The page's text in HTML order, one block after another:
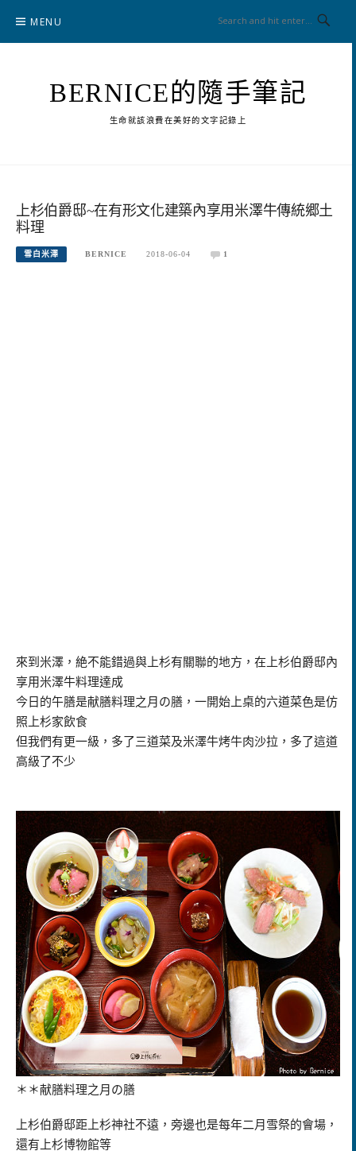
content
MENU
BERNICE的隨手筆記
生命就該浪費在美好的文字記錄上
上杉伯爵邸~在有形文化建築內享用米澤牛傳統郷土
料理
雪白米澤 BERNICE 2018-06-04 1
來到米澤，絶不能錯過與上杉有關聯的地方，在上杉伯爵邸內
享用米澤牛料理達成
今日的午膳是献膳料理之月の膳，一開始上桌的六道菜色是仿
照上杉家飲食
但我們有更一級，多了三道菜及米澤牛烤牛肉沙拉，多了這道
高級了不少
＊＊献膳料理之月の膳
上杉伯爵邸距上杉神社不遠，旁邊也是每年二月雪祭的會場，
還有上杉博物館等